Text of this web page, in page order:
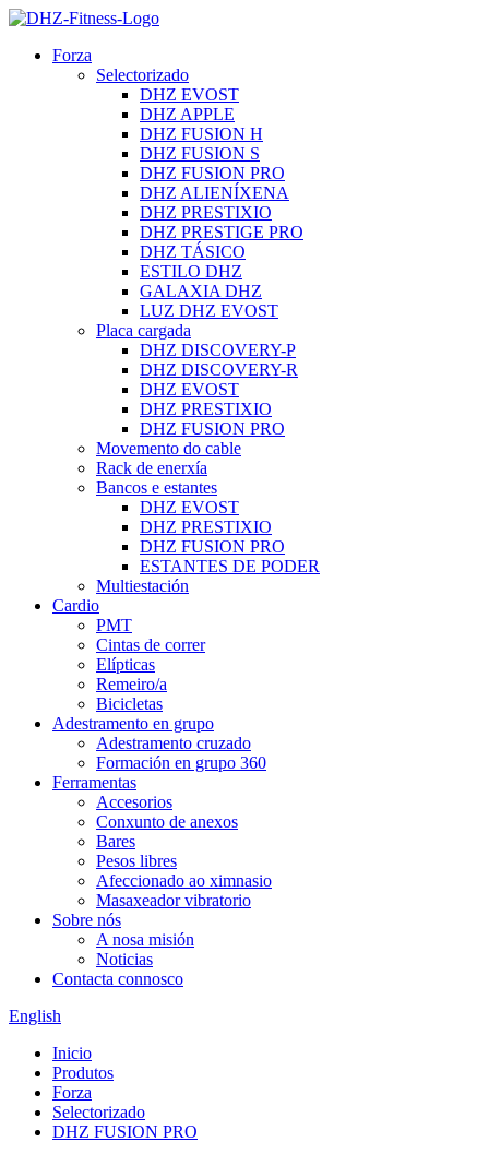
Forza
Selectorizado
DHZ EVOST
DHZ APPLE
DHZ FUSION H
DHZ FUSION S
DHZ FUSION PRO
DHZ ALIENÍXENA
DHZ PRESTIXIO
DHZ PRESTIGE PRO
DHZ TÁSICO
ESTILO DHZ
GALAXIA DHZ
LUZ DHZ EVOST
Placa cargada
DHZ DISCOVERY-P
DHZ DISCOVERY-R
DHZ EVOST
DHZ PRESTIXIO
DHZ FUSION PRO
Movemento do cable
Rack de enerxía
Bancos e estantes
DHZ EVOST
DHZ PRESTIXIO
DHZ FUSION PRO
ESTANTES DE PODER
Multiestación
Cardio
PMT
Cintas de correr
Elípticas
Remeiro/a
Bicicletas
Adestramento en grupo
Adestramento cruzado
Formación en grupo 360
Ferramentas
Accesorios
Conxunto de anexos
Bares
Pesos libres
Afeccionado ao ximnasio
Masaxeador vibratorio
Sobre nós
A nosa misión
Noticias
Contacta connosco
English
Inicio
Produtos
Forza
Selectorizado
DHZ FUSION PRO